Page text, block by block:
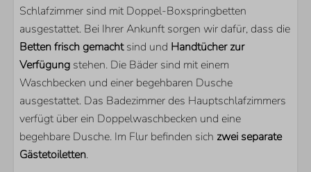
Nespresso Kaffeemachine
Backofen
Geschirrspülmaschine
Quooker
Weinklimaschrank
LAGE
Direkt am Veerse Meer
Schlafzimmer sind mit Doppel-Boxspringbetten
ausgestattet. Bei Ihrer Ankunft sorgen wir dafür, dass die
Betten frisch gemachtsind und Handtücher zur
Verfügung stehen. Die Bäder sind mit einem
Waschbecken und einer begehbaren Dusche
ausgestattet. Das Badezimmer des Hauptschlafzimmers
verfügt über ein Doppelwaschbecken und eine
begehbare Dusche. Im Flur befinden sich zwei separate
Gästetoiletten.